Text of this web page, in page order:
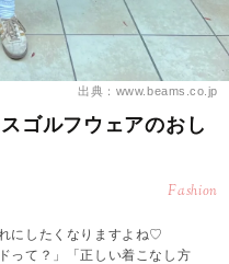
出典：www.beams.co.jp
ゴルフウェアのおし
Fashion
にしたくなりますよね♡
って？」「正しい着こなし方